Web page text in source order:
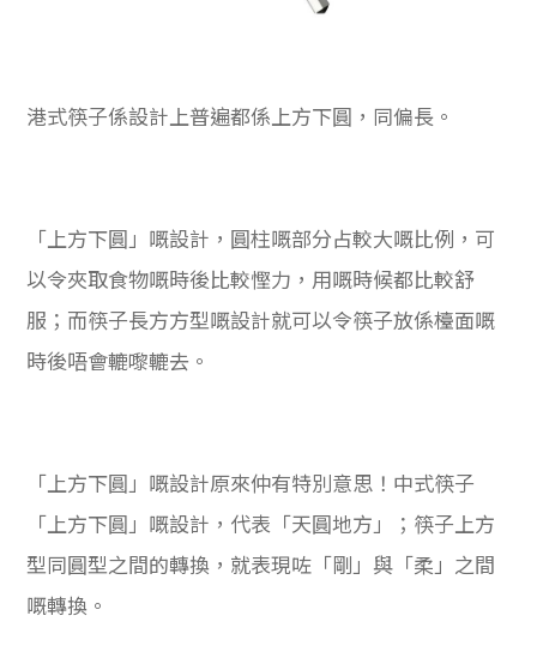
港式筷子係設計上普遍都係上方下圓，同偏長。
「上方下圓」嘅設計，圓柱嘅部分占較大嘅比例，可
以令夾取食物嘅時後比較慳力，用嘅時候都比較舒
服；而筷子長方方型嘅設計就可以令筷子放係檯面嘅
時後唔會轆嚟轆去。
「上方下圓」嘅設計原來仲有特別意思！中式筷子
「上方下圓」嘅設計，代表「天圓地方」；筷子上方
型同圓型之間的轉換，就表現咗「剛」與「柔」之間
嘅轉換。